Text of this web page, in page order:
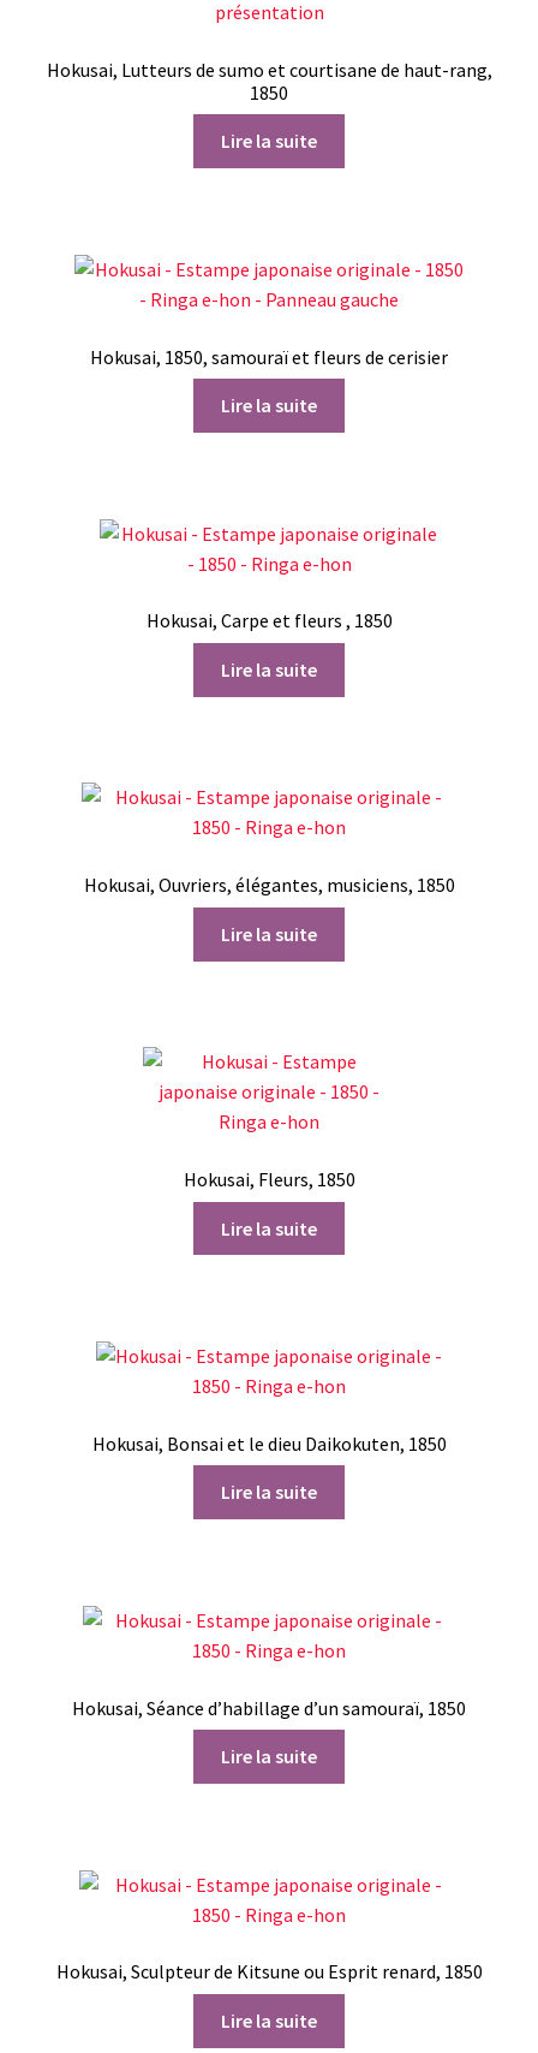
Hokusai, Lutteurs de sumo et courtisane de haut-rang,
1850
Lire la suite
Hokusai, 1850, samouraï et fleurs de cerisier
Lire la suite
Hokusai, Carpe et fleurs , 1850
Lire la suite
Hokusai, Ouvriers, élégantes, musiciens, 1850
Lire la suite
Hokusai, Fleurs, 1850
Lire la suite
Hokusai, Bonsai et le dieu Daikokuten, 1850
Lire la suite
Hokusai, Séance d’habillage d’un samouraï, 1850
Lire la suite
Hokusai, Sculpteur de Kitsune ou Esprit renard, 1850
Lire la suite